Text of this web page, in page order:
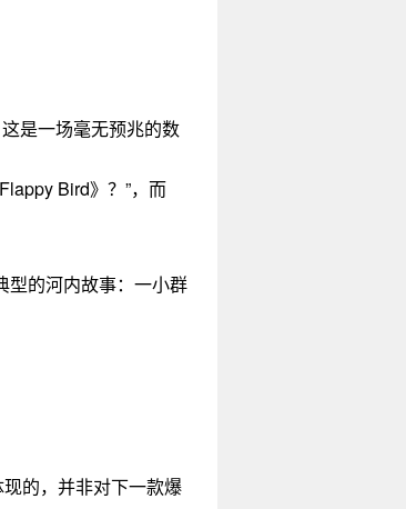
是一场毫无预兆的数
Bird》？”，而
型的河内故事：一小群
的，并非对下一款爆